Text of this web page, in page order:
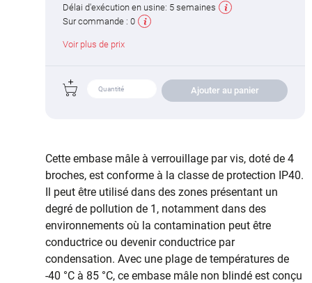
Délai d'exécution en usine: 5 semaines
Sur commande : 0
Voir plus de prix
Ajouter au panier
Cette embase mâle à verrouillage par vis, doté de 4
broches, est conforme à la classe de protection IP40.
Il peut être utilisé dans des zones présentant un
degré de pollution de 1, notamment dans des
environnements où la contamination peut être
conductrice ou devenir conductrice par
condensation. Avec une plage de températures de
-40 °C à 85 °C, ce embase mâle non blindé est conçu